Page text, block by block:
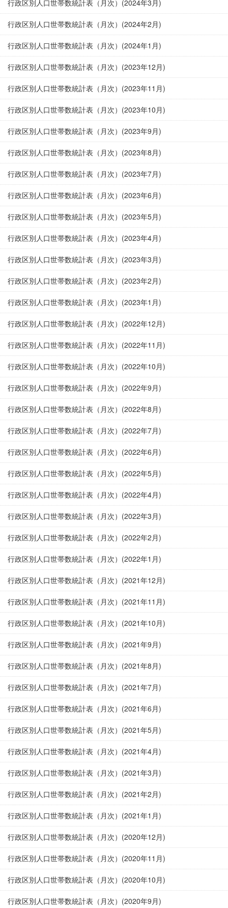
行政区別人口世帯数統計表（月次）(2024年3月)
行政区別人口世帯数統計表（月次）(2024年2月)
行政区別人口世帯数統計表（月次）(2024年1月)
行政区別人口世帯数統計表（月次）(2023年12月)
行政区別人口世帯数統計表（月次）(2023年11月)
行政区別人口世帯数統計表（月次）(2023年10月)
行政区別人口世帯数統計表（月次）(2023年9月)
行政区別人口世帯数統計表（月次）(2023年8月)
行政区別人口世帯数統計表（月次）(2023年7月)
行政区別人口世帯数統計表（月次）(2023年6月)
行政区別人口世帯数統計表（月次）(2023年5月)
行政区別人口世帯数統計表（月次）(2023年4月)
行政区別人口世帯数統計表（月次）(2023年3月)
行政区別人口世帯数統計表（月次）(2023年2月)
行政区別人口世帯数統計表（月次）(2023年1月)
行政区別人口世帯数統計表（月次）(2022年12月)
行政区別人口世帯数統計表（月次）(2022年11月)
行政区別人口世帯数統計表（月次）(2022年10月)
行政区別人口世帯数統計表（月次）(2022年9月)
行政区別人口世帯数統計表（月次）(2022年8月)
行政区別人口世帯数統計表（月次）(2022年7月)
行政区別人口世帯数統計表（月次）(2022年6月)
行政区別人口世帯数統計表（月次）(2022年5月)
行政区別人口世帯数統計表（月次）(2022年4月)
行政区別人口世帯数統計表（月次）(2022年3月)
行政区別人口世帯数統計表（月次）(2022年2月)
行政区別人口世帯数統計表（月次）(2022年1月)
行政区別人口世帯数統計表（月次）(2021年12月)
行政区別人口世帯数統計表（月次）(2021年11月)
行政区別人口世帯数統計表（月次）(2021年10月)
行政区別人口世帯数統計表（月次）(2021年9月)
行政区別人口世帯数統計表（月次）(2021年8月)
行政区別人口世帯数統計表（月次）(2021年7月)
行政区別人口世帯数統計表（月次）(2021年6月)
行政区別人口世帯数統計表（月次）(2021年5月)
行政区別人口世帯数統計表（月次）(2021年4月)
行政区別人口世帯数統計表（月次）(2021年3月)
行政区別人口世帯数統計表（月次）(2021年2月)
行政区別人口世帯数統計表（月次）(2021年1月)
行政区別人口世帯数統計表（月次）(2020年12月)
行政区別人口世帯数統計表（月次）(2020年11月)
行政区別人口世帯数統計表（月次）(2020年10月)
行政区別人口世帯数統計表（月次）(2020年9月)